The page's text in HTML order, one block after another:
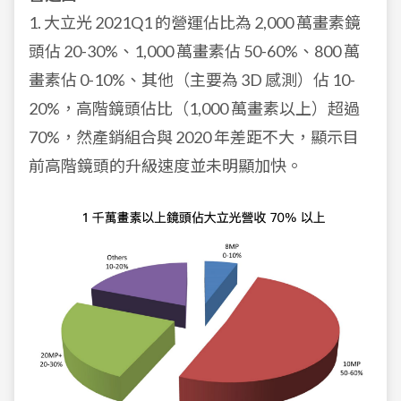
1. 大立光 2021Q1 的營運佔比為 2,000 萬畫素鏡
頭佔 20-30%、1,000 萬畫素佔 50-60%、800 萬
畫素佔 0-10%、其他（主要為 3D 感測）佔 10-
20%，高階鏡頭佔比（1,000 萬畫素以上）超過
70%，然產銷組合與 2020 年差距不大，顯示目
前高階鏡頭的升級速度並未明顯加快。